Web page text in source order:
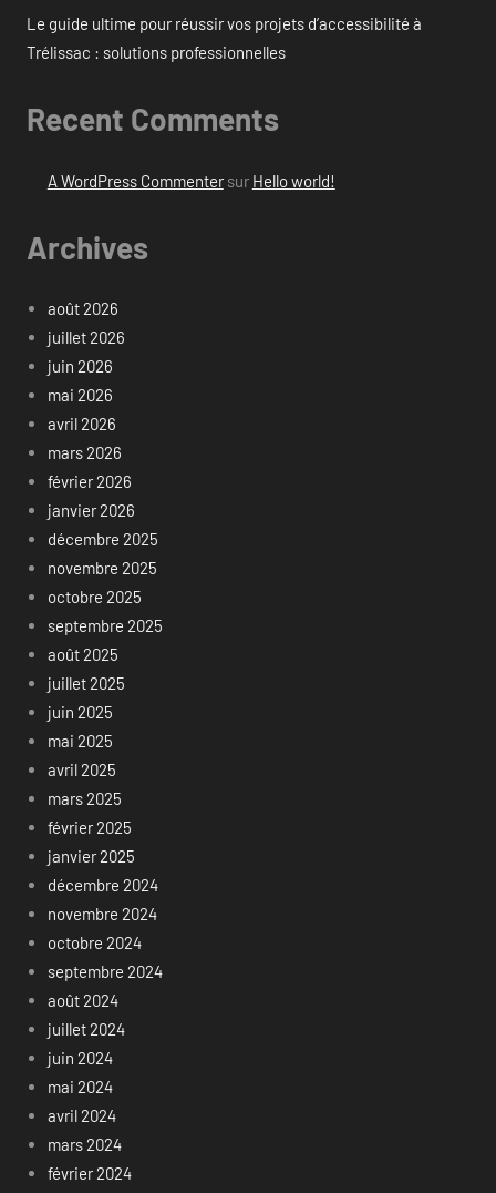
Le guide ultime pour réussir vos projets d’accessibilité à
Trélissac : solutions professionnelles
Recent Comments
A WordPress Commentersur Hello world!
Archives
août 2026
juillet 2026
juin 2026
mai 2026
avril 2026
mars 2026
février 2026
janvier 2026
décembre 2025
novembre 2025
octobre 2025
septembre 2025
août 2025
juillet 2025
juin 2025
mai 2025
avril 2025
mars 2025
février 2025
janvier 2025
décembre 2024
novembre 2024
octobre 2024
septembre 2024
août 2024
juillet 2024
juin 2024
mai 2024
avril 2024
mars 2024
février 2024